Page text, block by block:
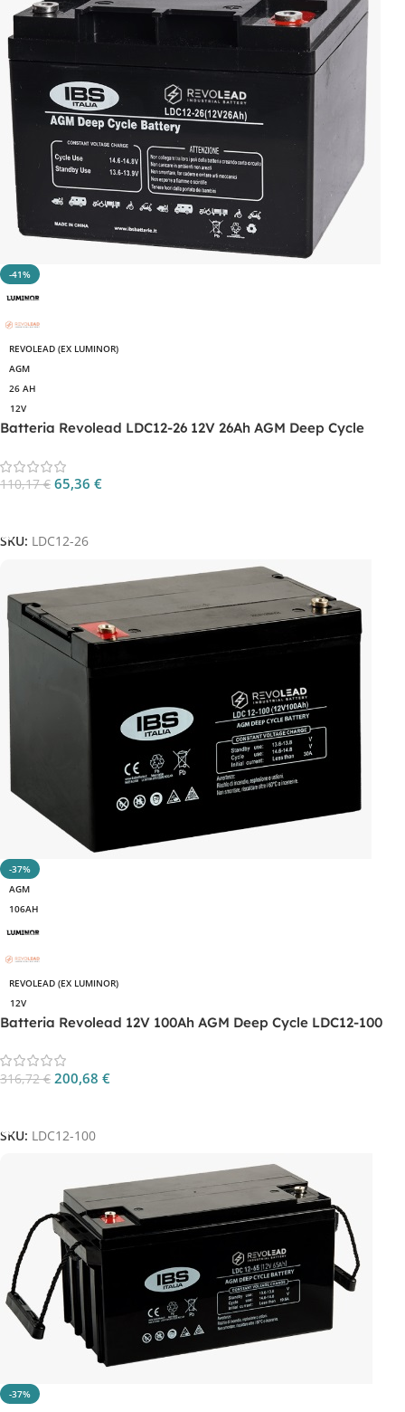
-41%
REVOLEAD (EX LUMINOR)
AGM
26 AH
12V
Batteria Revolead LDC12-26 12V 26Ah AGM Deep Cycle
110,17€ 65,36 €
SKU: LDC12-26
-37%
AGM
106AH
REVOLEAD (EX LUMINOR)
12V
Batteria Revolead 12V 100Ah AGM Deep Cycle LDC12-100
316,72€ 200,68 €
SKU: LDC12-100
-37%